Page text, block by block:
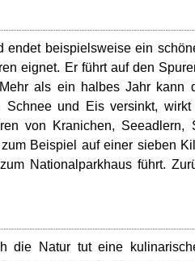
endet beispielsweise ein
eignet. Er führt auf den
als ein halbes Jahr kann
und Eis versinkt,
von Kranichen, Seeadlern,
Beispiel auf einer sieben
Nationalparkhaus führt.
die Natur tut eine